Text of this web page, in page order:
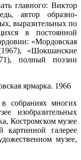
главного: Виктор
автор образно-
выразительных по
в постоянной
«Мордовская
«Шокшанские
полный поэзии
собраниях многих
изобразительных
Костромском музее
картинной галерее
музее,